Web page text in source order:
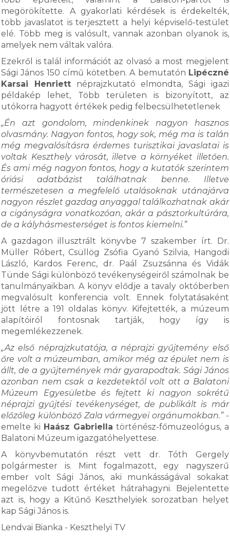
megörökítette. A gyakorlati kérdések is érdekelték,
több javaslatot is terjesztett a helyi képviselő-testület
elé. Több meg is valósult, vannak azonban olyanok is,
amelyek nem váltak valóra.
Ezekről is talál információt az olvasó a most megjelent
Sági János 150 című kötetben. A bemutatón Lipéczné
Karsai Henriettnéprajzkutató elmondta, Sági igazi
példakép lehet, Több területen is bizonyított, az
utókorra hagyott értékek pedig felbecsülhetetlenek
„Én azt gondolom, mindenkinek nagyon hasznos
olvasmány. Nagyon fontos, hogy sok, még ma is talán
még megvalósításra érdemes turisztikai javaslatai is
voltak Keszthely városát, illetve a környéket illetően.
És ami még nagyon fontos, hogy a kutatók szerintem
óriási adatbázist találhatnak benne. Illetve
természetesen a megfelelő utalásoknak utánajárva
nagyon részlet gazdag anyaggal találkozhatnak akár
a cigányságra vonatkozóan, akár a pásztorkultúrára,
de a kályhásmesterséget is fontos kiemelni.”
A gazdagon illusztrált könyvbe 7 szakember írt. Dr.
Müller Róbert, Csüllög Zsófia Gyanó Szilvia, Hangodi
László, Kardos Ferenc, dr. Paál Zsuzsánna és Vidák
Tünde Sági különböző tevékenységeiről számolnak be
tanulmányaikban. A könyv elődje a tavaly októberben
megvalósult konferencia volt. Ennek folytatásaként
jött létre a 191 oldalas könyv. Kifejtették, a múzeum
alapítóiról fontosnak tartják, hogy így is
megemlékezzenek.
„Az első néprajzkutatója, a néprajzi gyűjtemény első
őre volt a múzeumban, amikor még az épület nem is
állt, de a gyűjtemények már gyarapodtak. Sági János
azonban nem csak a kezdetektől volt ott a Balatoni
Múzeum Egyesületbe és fejtett ki nagyon sokrétű
néprajzi gyűjtési tevékenységet, de publikált is már
előzőleg különböző Zala vármegyei orgánumokban.”-
emelte ki Haász Gabriella történész-főmuzeológus, a
Balatoni Múzeum igazgatóhelyettese.
A könyvbemutatón részt vett dr. Tóth Gergely
polgármester is. Mint fogalmazott, egy nagyszerű
ember volt Sági János, aki munkásságával sokakat
megelőzve tudott értéket hátrahagyni. Bejelentette
azt is, hogy a Kitűnő Keszthelyiek sorozatban helyet
kap Sági János is.
Lendvai Bianka - Keszthelyi TV